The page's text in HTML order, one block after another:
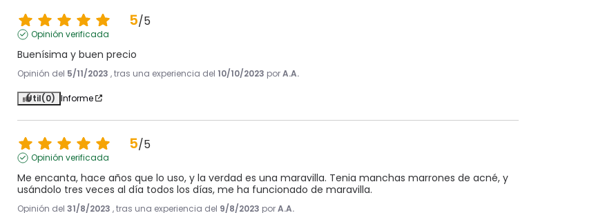
5/5
Opinión verificada
Buenísima y buen precio
Opinión del 5/11/2023 , tras una experiencia del 10/10/2023 porA.A.
Útil(0) Informe
5/5
Opinión verificada
Me encanta, hace años que lo uso, y la verdad es una maravilla. Tenia manchas marrones de acné, y
usándolo tres veces al día todos los días, me ha funcionado de maravilla.
Opinión del31/8/2023 , tras una experiencia del 9/8/2023 porA.A.